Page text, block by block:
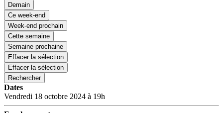
Demain
Ce week-end
Week-end prochain
Cette semaine
Semaine prochaine
Effacer la sélection
Effacer la sélection
Rechercher
Dates
Vendredi 18 octobre 2024 à 19h